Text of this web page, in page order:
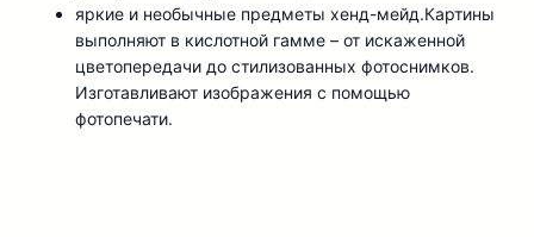
яркие и необычные предметы хенд-мейд.Картины
выполняют в кислотной гамме – от искаженной
цветопередачи до стилизованных фотоснимков.
Изготавливают изображения с помощью
фотопечати.